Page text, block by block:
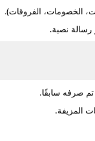
الخصومات، الفروقات).
رسالة نصية.
المزيفة.